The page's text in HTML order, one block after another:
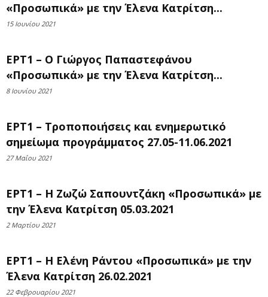
«Προσωπικά» με την Έλενα Κατρίτση...
15 Ιουνίου 2021
ΕΡΤ1 – Ο Γιώργος Παπαστεφάνου
«Προσωπικά» με την Έλενα Κατρίτση...
8 Ιουνίου 2021
ΕΡΤ1 – Τροποποιήσεις και ενημερωτικό
σημείωμα προγράμματος 27.05-11.06.2021
27 Μαΐου 2021
ΕΡΤ1 – Η Ζωζώ Σαπουντζάκη «Προσωπικά» με
την Έλενα Κατρίτση 05.03.2021
2 Μαρτίου 2021
ΕΡΤ1 – Η Ελένη Ράντου «Προσωπικά» με την
Έλενα Κατρίτση 26.02.2021
22 Φεβρουαρίου 2021